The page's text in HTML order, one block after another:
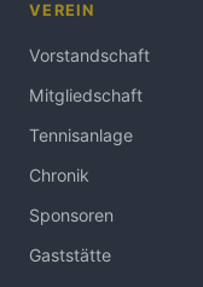
VEREIN
Vorstandschaft
Mitgliedschaft
Tennisanlage
Chronik
Sponsoren
Gaststätte